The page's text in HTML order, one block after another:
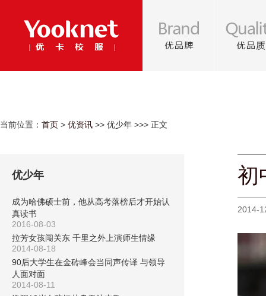
当前位置： 首页 > 优资讯 >> 优少年 >>> 正文
优少年
成为哈佛硕士前，他从高考落榜后才开始认
真读书
2016-08-03
拉芳女孩闯关东 千里之外上演师生情缘
2014-08-18
90后大学生在金砖峰会当同声传译 与领导
人面对面
2014-08-11
初
2014-